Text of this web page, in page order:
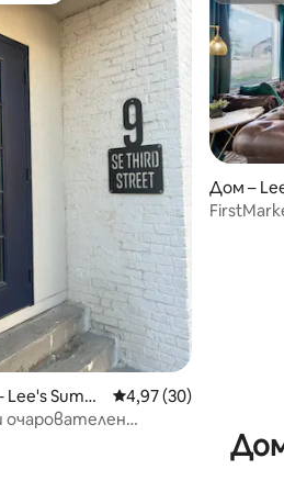
Summi
Средна оценка: 4,97
4,97 (30)
очарователен
Дом –